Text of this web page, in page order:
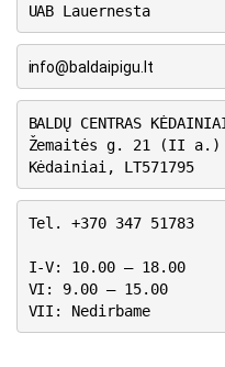
UAB Lauernesta
info@baldaipigu.lt
BALDŲ CENTRAS
Žemaitės g. 21 (II a.)
Kėdainiai, LT571795
Tel. +370 347 51783
I-V: 10.00 – 18.00
VI: 9.00 – 15.00
VII: Nedirbame